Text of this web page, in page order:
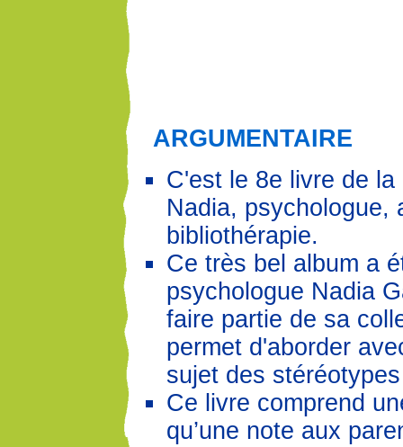
ARGUMENTAIRE
C'est le 8e livre de
Nadia, psychologue,
bibliothérapie.
Ce très bel album a
psychologue Nadia
faire partie de sa
permet d'aborder
sujet des
Ce livre comprend
qu’une note aux